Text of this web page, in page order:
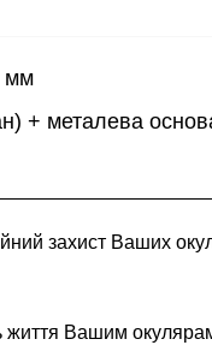
мм
+ металева
захист Ваших
Вашим